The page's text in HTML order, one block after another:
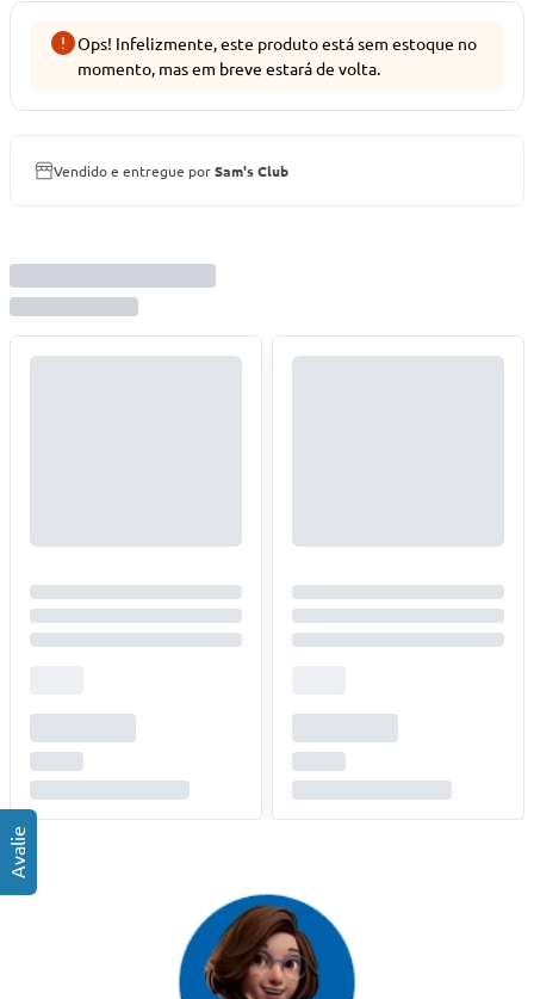
Ops! Infelizmente, este produto está sem estoque no
momento, mas em breve estará de volta.
Vendido e entregue porSam's Club